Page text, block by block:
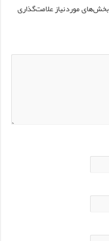
بخش‌های موردنیاز علامت‌گذاری